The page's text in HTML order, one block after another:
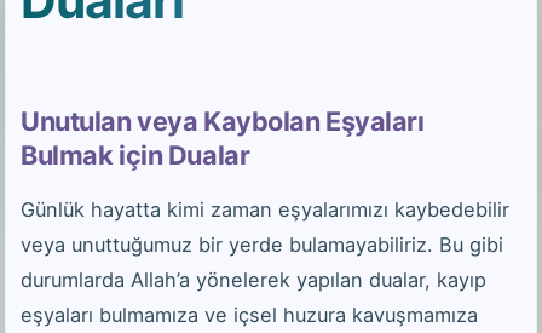
Unutulan veya Kaybolan Eşyaları
Bulmak için Dualar
Günlük hayatta kimi zaman eşyalarımızı kaybedebilir
veya unuttuğumuz bir yerde bulamayabiliriz. Bu gibi
durumlarda Allah’a yönelerek yapılan dualar, kayıp
eşyaları bulmamıza ve içsel huzura kavuşmamıza